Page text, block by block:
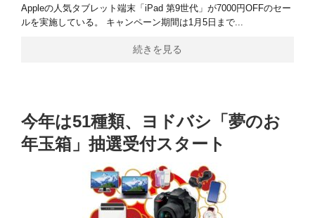
Appleの人気タブレット端末「iPad 第9世代」が7000円OFFのセー
ルを実施している。 キャンペーン期間は1月5日まで...
続きを見る
今年は51種類、ヨドバシ「夢のお
年玉箱」抽選受付スタート